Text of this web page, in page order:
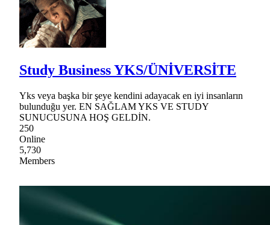
Study Business YKS/ÜNİVERSİTE
Yks veya başka bir şeye kendini adayacak en iyi insanların
bulunduğu yer. EN SAĞLAM YKS VE STUDY
SUNUCUSUNA HOŞ GELDİN.
250
Online
5,730
Members